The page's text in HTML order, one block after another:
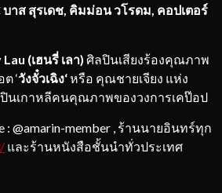
บาส สุรเดช, คิมม่อน วโรดม, คอปเตอร์
(เฮนรี่ เลา) ศิลปินเสียงร้องคุณภาพ
‘วังจั๋วเฉิง‘หรือ คุณชายเจียง แห่ง
นเกาหลีคนคุณภาพของวงการเคป๊อป
member , ร้านนายอินทร์ทุก
และร้านหนังสือชั้นนำทั่วประเทศ